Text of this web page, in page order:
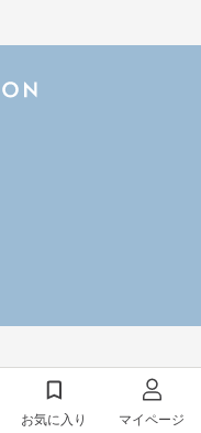
お気に入り マイページ